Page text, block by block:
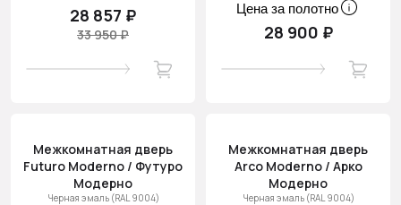
28 857 ₽
33 950 ₽
Цена за полотно
28 900 ₽
Межкомнатная дверь
Futuro Moderno / Футуро
Модерно
Черная эмаль (RAL 9004)
Межкомнатная дверь
Arco Moderno / Арко
Модерно
Черная эмаль (RAL 9004)